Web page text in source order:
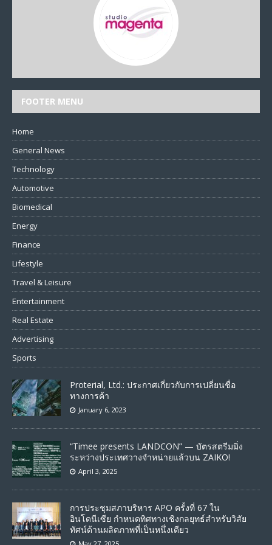
FOOTER MENU
Home
General News
Technology
Automotive
Biomedical
Energy
Finance
Lifestyle
Travel & Leisure
Entertainment
Real Estate
Advertising
Sports
Proterial, Ltd.: ประกาศเกี่ยวกับการเปลี่ยนชื่อ
ทางการค้า
January 6, 2023
“Timee presents LANDCON” — บัตรสตรีมมิ่ง
ระหว่างประเทศวางจำหน่ายแล้วบน ZAIKO!
April 3, 2025
การประชุมสภาบริหาร APO ครั้งที่ 67 ใน
อินโดนีเซีย กำหนดทิศทางเชิงกลยุทธ์สำหรับวิสัย
ทัศน์ด้านผลิตภาพที่เป็นหนึ่งเดียว